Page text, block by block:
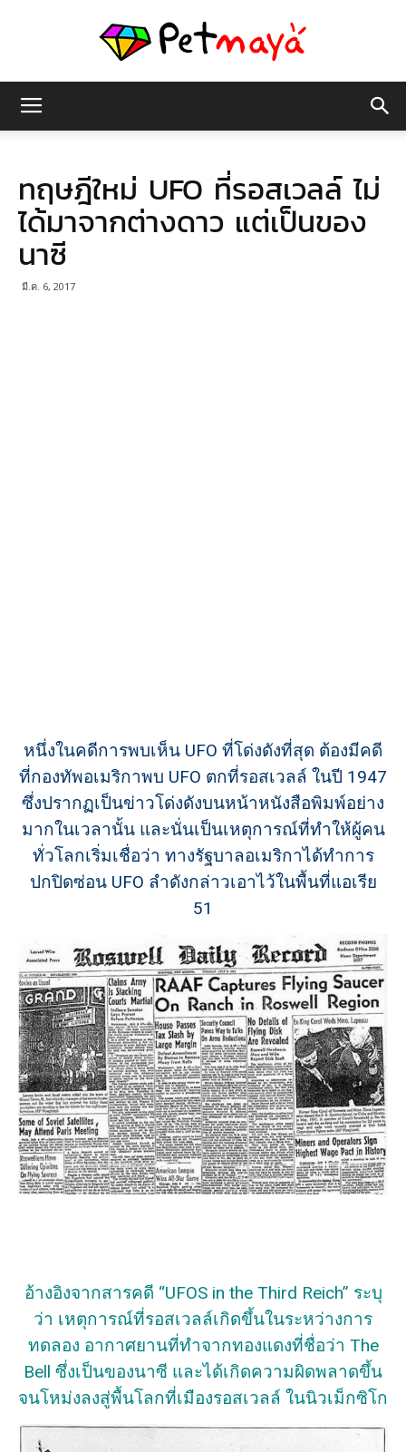
มายา
ทฤษฎีใหม่ UFO ที่รอสเวลล์ ไม่
ได้มาจากต่างดาว แต่เป็นของ
นาซี
มี.ค. 6, 2017
หนึ่งในคดีการพบเห็น UFO ที่โด่งดังที่สุด ต้องมีคดี
ที่กองทัพอเมริกาพบ UFO ตกที่รอสเวลล์ ในปี 1947
ซึ่งปรากฏเป็นข่าวโด่งดังบนหน้าหนังสือพิมพ์อย่าง
มากในเวลานั้น และนั่นเป็นเหตุการณ์ที่ทำให้ผู้คน
ทั่วโลกเริ่มเชื่อว่า ทางรัฐบาลอเมริกาได้ทำการ
ปกปิดซ่อน UFO ลำดังกล่าวเอาไว้ในพื้นที่แอเรีย
51
อ้างอิงจากสารคดี “UFOS in the Third Reich” ระบุ
ว่า เหตุการณ์ที่รอสเวลล์เกิดขึ้นในระหว่างการ
ทดลอง อากาศยานที่ทำจากทองแดงที่ชื่อว่า The
Bell ซึ่งเป็นของนาซี และได้เกิดความผิดพลาดขึ้น
จนโหม่งลงสู่พื้นโลกที่เมืองรอสเวลล์ ในนิวเม็กซิโก